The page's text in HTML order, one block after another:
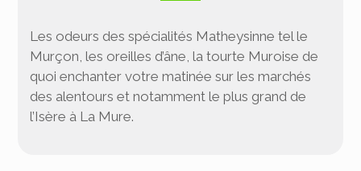
Les odeurs des spécialités Matheysinne tel le
Murçon, les oreilles d’âne, la tourte Muroise de
quoi enchanter votre matinée sur les marchés
des alentours et notamment le plus grand de
l’Isère à La Mure.